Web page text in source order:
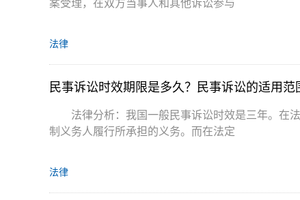
案受理，在双方当事人和其他诉讼参与
法律
民事诉讼时效期限是多久？民事诉讼的适用范
法律分析：我国一般民事诉讼时效是三年。在
制义务人履行所承担的义务。而在法定
法律